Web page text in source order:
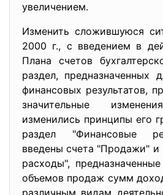
увеличением.
Изменить сложившуюся
2000 г., с введением в
Плана счетов
раздел, предназначенных
финансовых результатов,
значительные
изменились принципы его
раздел "Финансовые
введены счета "Продажи"
расходы",
объемов продаж сумм
различным видам